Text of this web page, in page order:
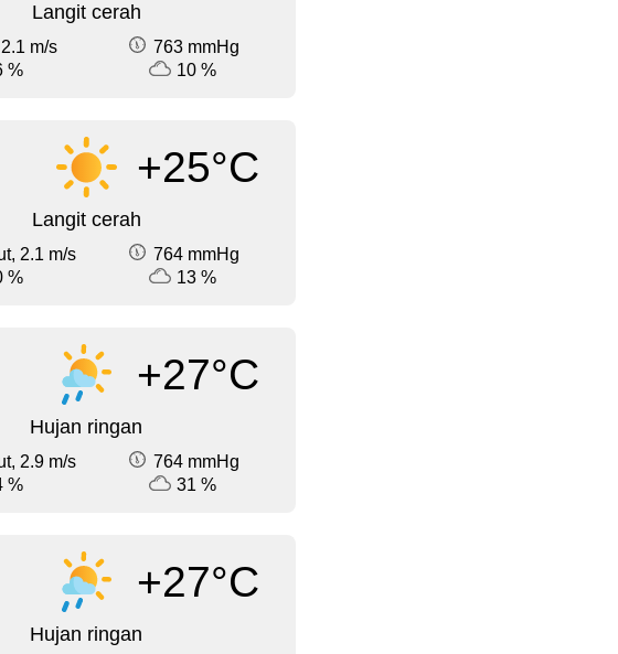
Langit cerah
m/s
763 mmHg
%
10 %
+25°C
Langit cerah
2.1 m/s
764 mmHg
%
13 %
+27°C
Hujan ringan
2.9 m/s
764 mmHg
%
31 %
+27°C
Hujan ringan